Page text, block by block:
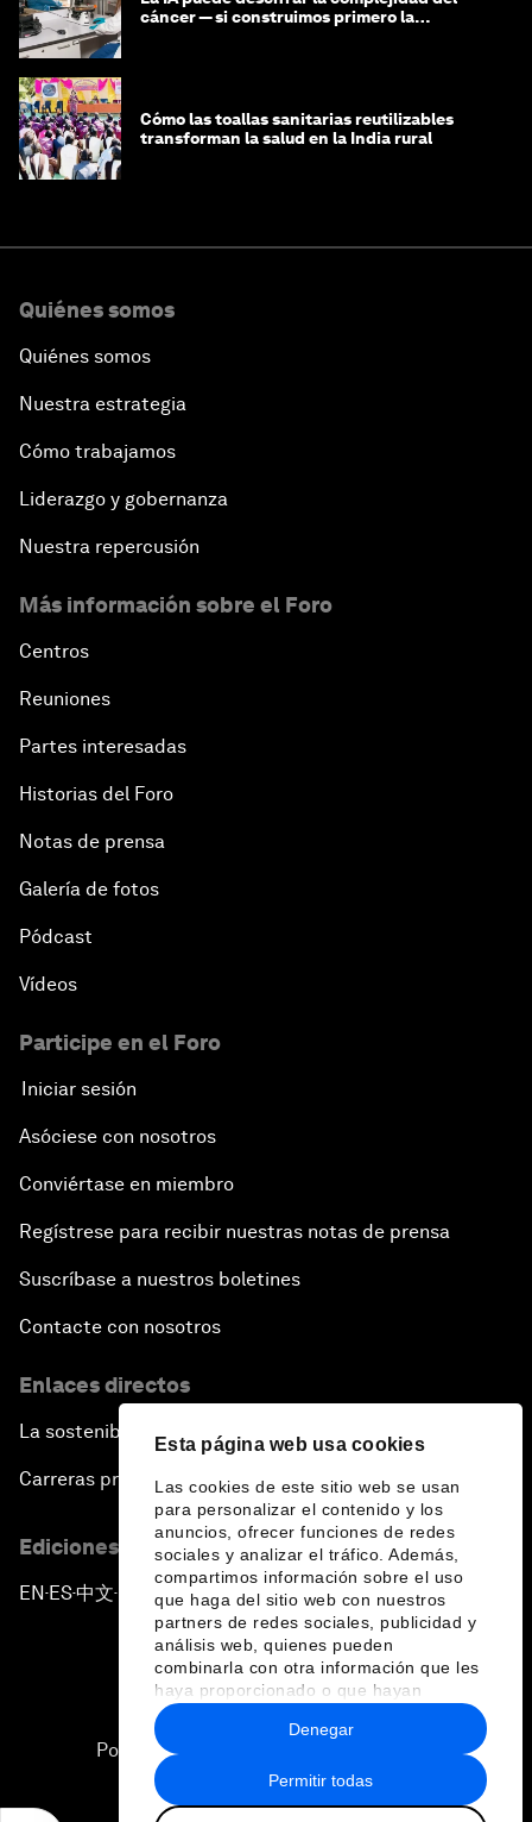
Esta página web usa cookies
Las cookies de este sitio web se usan
para personalizar el contenido y los
anuncios, ofrecer funciones de redes
sociales y analizar el tráfico. Además,
compartimos información sobre el uso
que haga del sitio web con nuestros
partners de redes sociales, publicidad y
análisis web, quienes pueden
combinarla con otra información que les
haya proporcionado o que hayan
recopilado a partir del uso que haya
hecho de sus servicios.
Permitir todas
Denegar
cáncer — si construimos primero la
Cómo las toallas sanitarias reutilizables
transforman la salud en la India rural
Quiénes somos
Quiénes somos
Nuestra estrategia
Cómo trabajamos
Liderazgo y gobernanza
Nuestra repercusión
Más información sobre el Foro
Centros
Reuniones
Partes interesadas
Historias del Foro
Notas de prensa
Galería de fotos
Pódcast
Vídeos
Participe en el Foro
Iniciar sesión
Asóciese con nosotros
Conviértase en miembro
Regístrese para recibir nuestras notas de prensa
Suscríbase a nuestros boletines
Contacte con nosotros
Enlaces directos
La sostenibilidad en el Foro
Carreras profesionales
Ediciones en otros idiomas
EN ▪ES▪中文▪ 日本語
Política de privacidad y normas de uso
Sitemap